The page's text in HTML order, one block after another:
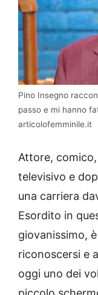
Pino Insegno
passo e mi hanno
articolofemminile.it
Attore,
televisivo e
una carriera
Esordito in
giovanissimo,
riconoscersi e
oggi uno dei